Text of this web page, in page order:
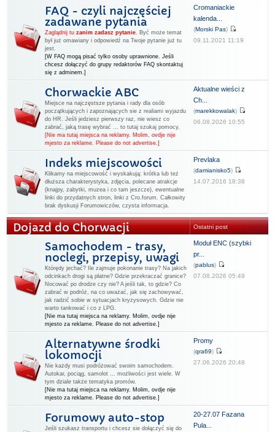
FAQ - czyli najczęściej
zadawane pytania
Zaglądnij tu zanim zadasz pytanie. Być może temat
był już omawiany i odpowiedź na Twoje pytanie już tu
jest.
[W FAQ mogą pisać tylko osoby uprawnione. Jeśli
chcesz dołączyć do grupy redaktorów FAQ skontaktuj
się z adminem.]
Cromaniackie
kalenda...
(Morski Pas)
09.11.2021 11:19
Chorwackie ABC
Miejsce na najczęstsze pytania i rady dla osób
początkujących i zapoznających sie z realiami wyjazdu
do HR. Jeśli jedziesz pierwszy raz, nie wiesz co
zabrać, jaką trasę wybrać ... to tutaj szukaj pomocy.
[Nie ma tutaj miejsca na reklamy. Molim, ovdje nije
mjesto za reklame. Please do not advertise.]
Aktualne wieści z
Ch...
(marekkowalak)
06.08.2026 10:55
Indeks miejscowości
Klikamy na miejscowość i wyskakują: krótka lub też
dłuższa charakterystyka, zdjęcia, polecane atrakcje
(knajpy, zabytki, muzea i co tam jeszcze), ewentualne
linki do przydatnych stron, linki z Cro.forum. Całkowity
brak dyskusji Forumowiczów, czysta informacja.
Prevlaka
(damianisko5)
14.07.2016 18:38
Dojazd do Chorwacji Ostatni post
Samochodem - trasy,
noclegi, przepisy, uwagi
Którędy jechać? Ile zajmuje pokonanie trasy? Na jakich
odcinkach drogi są płatne? Gdzie przekraczać granice?
Nocować po drodze czy nie? A jeśli tak, to gdzie? Co
zabrać w podróż, na co uważać, jak się zachowywać,
jak radzić sobie w sytuacjach kryzysowych. Gdzie nie
warto tankować i co z LPG.
[Nie ma tutaj miejsca na reklamy. Molim, ovdje nije
mjesto za reklame. Please do not advertise.]
Moduł ENC (szybki
pr...
(pablus)
07.08.2026 05:49
Alternatywne środki
lokomocji
Nie każdy musi podróżować swoim samochodem.
Autokar, pociąg, samolot ... możliwości jest wiele. W
tym dziale także tematyka promów.
[Nie ma tutaj miejsca na reklamy. Molim, ovdje nije
mjesto za reklame. Please do not advertise.]
Promy
(qra69)
27.06.2026 20:48
Forumowy auto-stop
Jeśli szukasz transportu i chcesz sie dołączyć się do
20-27.07 Fazana
Pula...